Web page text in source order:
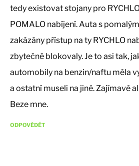
tedy existovat stojany pro
POMALO nabíjení. Auta s
zakázány přístup na ty RYCHLO
zbytečně blokovaly. Je to asi tak,
automobily na benzin/naftu měla
a ostatní museli na jiné. Zajímavé
Beze mne.
ODPOVĚDĚT